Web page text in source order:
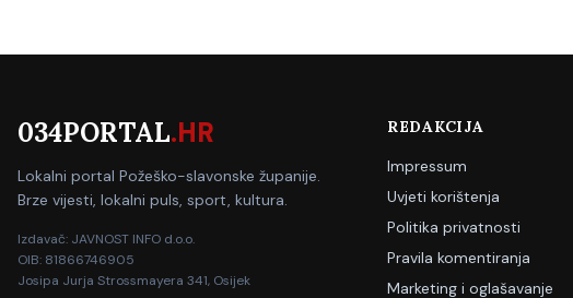
034PORTAL.HR
Lokalni portal Požeško-slavonske županije.
Brze vijesti, lokalni puls, sport, kultura.
Izdavač: JAVNOST INFO d.o.o.
OIB: 81866746905
Josipa Jurja Strossmayera 341, Osijek
REDAKCIJA
Impressum
Uvjeti korištenja
Politika privatnosti
Pravila komentiranja
Marketing i oglašavanje